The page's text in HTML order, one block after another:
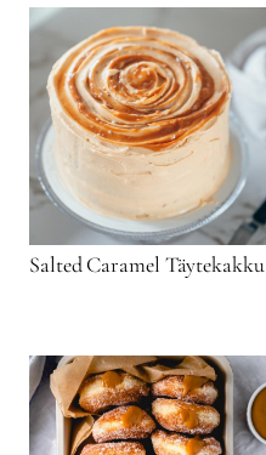
Salted Caramel Täytekakku